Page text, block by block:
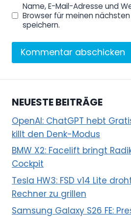
Name, E-Mail-Adresse und
Browser für meinen
speichern.
NEUESTE BEITRÄGE
OpenAI: ChatGPT hebt
killt den Denk-Modus
BMW X2: Facelift bringt
Cockpit
Tesla HW3: FSD v14 Lite
Rechner zu grillen
Samsung Galaxy S26 FE: